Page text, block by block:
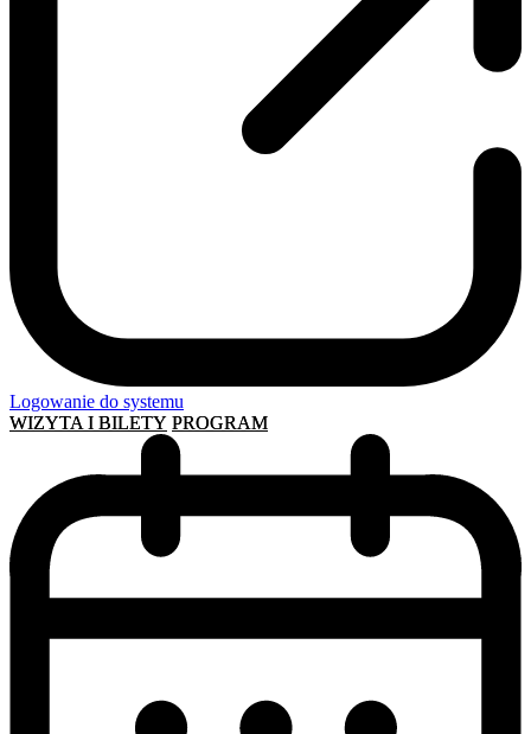
Logowanie do systemu
WIZYTA I BILETY PROGRAM